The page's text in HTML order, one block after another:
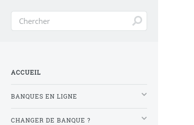
ACCUEIL
BANQUES EN LIGNE
CHANGER DE BANQUE ?